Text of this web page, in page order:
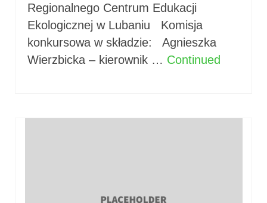
Regionalnego Centrum Edukacji
Ekologicznej w Lubaniu Komisja
konkursowa w składzie: Agnieszka
Wierzbicka – kierownik … Continued